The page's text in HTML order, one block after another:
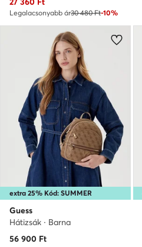
Legalacsonyabb ár30 480 Ft-10%
extra 25% Kód: SUMMER
Guess
Hátizsák · Barna
56 900 Ft